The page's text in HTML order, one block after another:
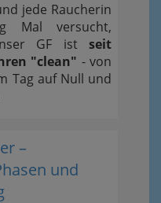
jede Raucherin
Mal versucht,
GF ist seit
"clean" - von
Tag auf Null und
–
und